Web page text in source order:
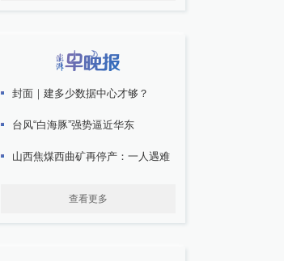
封面｜建多少数据中心才够？
台风“白海豚”强势逼近华东
山西焦煤西曲矿再停产：一人遇难
查看更多